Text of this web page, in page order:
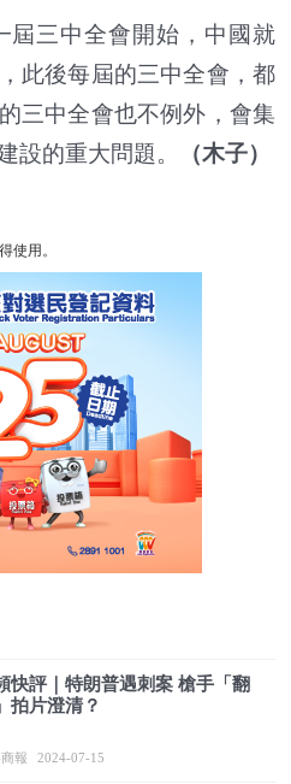
屆三中全會開始，中國就
此後每屆的三中全會，都
三中全會也不例外，會集
設的重大問題。
（木子）
使用。
快評｜特朗普遇刺案 槍手「翻
拍片澄清？
報 2024-07-15